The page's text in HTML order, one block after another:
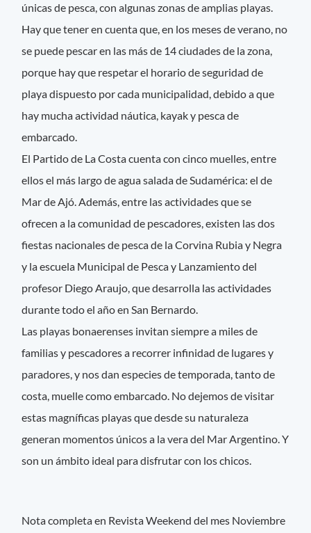
únicas de pesca, con algunas zonas de amplias playas.
Hay que tener en cuenta que, en los meses de verano, no
se puede pescar en las más de 14 ciudades de la zona,
porque hay que respetar el horario de seguridad de
playa dispuesto por cada municipalidad, debido a que
hay mucha actividad náutica, kayak y pesca de
embarcado.
El Partido de La Costa cuenta con cinco muelles, entre
ellos el más largo de agua salada de Sudamérica: el de
Mar de Ajó. Además, entre las actividades que se
ofrecen a la comunidad de pescadores, existen las dos
fiestas nacionales de pesca de la Corvina Rubia y Negra
y la escuela Municipal de Pesca y Lanzamiento del
profesor Diego Araujo, que desarrolla las actividades
durante todo el año en San Bernardo.
Las playas bonaerenses invitan siempre a miles de
familias y pescadores a recorrer infinidad de lugares y
paradores, y nos dan especies de temporada, tanto de
costa, muelle como embarcado. No dejemos de visitar
estas magníficas playas que desde su naturaleza
generan momentos únicos a la vera del Mar Argentino. Y
son un ámbito ideal para disfrutar con los chicos.
Nota completa en Revista Weekend del mes Noviembre